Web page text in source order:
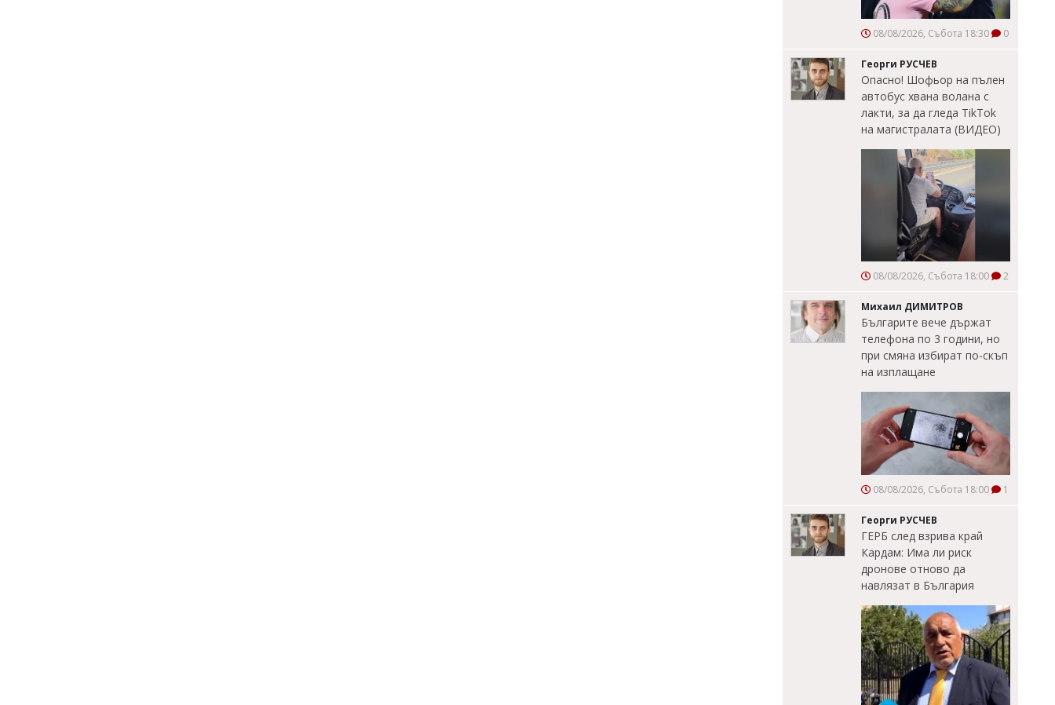
08/08/2026, Събота 18:30 0
Георги РУСЧЕВ
Опасно! Шофьор на пълен
автобус хвана волана с
лакти, за да гледа TikTok
на магистралата (ВИДЕО)
08/08/2026, Събота 18:00 2
Михаил ДИМИТРОВ
Българите вече държат
телефона по 3 години, но
при смяна избират по-скъп
на изплащане
08/08/2026, Събота 18:00 1
Георги РУСЧЕВ
ГЕРБ след взрива край
Кардам: Има ли риск
дронове отново да
навлязат в България